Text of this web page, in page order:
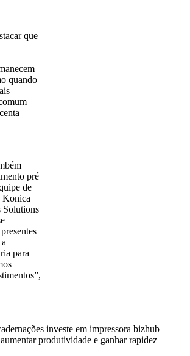
que
quando
pré
de
Konica
Solutions
para
investe em impressora bizhub
produtividade e ganhar rapidez